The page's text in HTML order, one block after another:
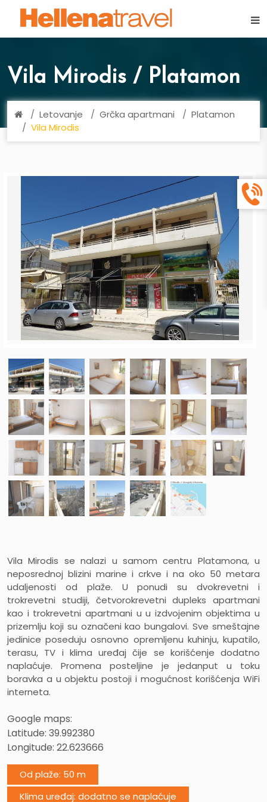
Vila Mirodis / Platamon
Letovanje Grčka apartmani
Platamon
Vila Mirodis
Vila Mirodis se nalazi u samom centru Platamona, u
neposrednoj blizini marine i crkve i na oko 50 metara
udaljenosti od plaže. U ponudi su dvokrevetni i
trokrevetni studiji, četvorokrevetni dupleks apartmani
kao i trokrevetni apartmani u u izdvojenim objektima u
prizemlju koji su označeni kao bungalovi. Sve smeštajne
jedinice poseduju osnovno opremljenu kuhinju, kupatilo,
terasu, TV i klima uređaj čije se korišćenje dodatno
naplaćuje. Promena posteljine je jedanput u toku
boravka a u objektu postoji i mogućnost korišćenja WiFi
interneta.
Google maps:
Latitude: 39.992380
Longitude: 22.623666
Od plaže: 50 m
Klima uređaj: dodatno se naplaćuje